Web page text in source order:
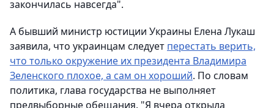
закончилась навсегда".
А бывший министр юстиции Украины Елена Лукаш
заявила, что украинцам следует перестать верить,
что только окружение их президента Владимира
Зеленского плохое, а сам он хороший. По словам
политика, глава государства не выполняет
предвыборные обещания. "Я вчера открыла